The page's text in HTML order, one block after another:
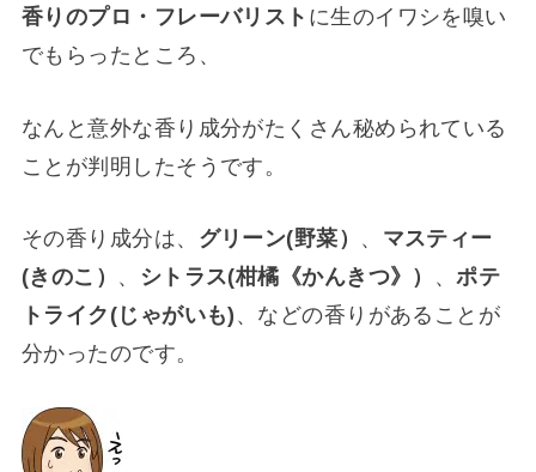
香りのプロ・フレーバリスト に生のイワシを嗅い
でもらったところ、
なんと意外な香り成分がたくさん秘められている
ことが判明したそうです。
その香り成分は、 グリーン(野菜） 、 マスティー
(きのこ） 、 シトラス(柑橘《かんきつ》） 、ポテ
トライク(じゃがいも) 、などの香りがあることが
分かったのです。